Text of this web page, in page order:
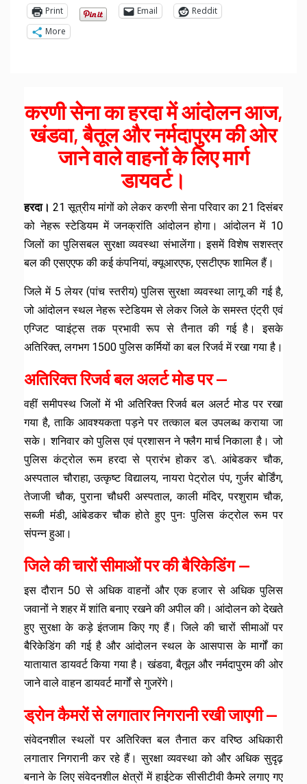
Print Email
Reddit
More
करणी सेना का हरदा में आंदोलन आज,
खंडवा, बैतूल और नर्मदापुरम की ओर
जाने वाले वाहनों के लिए मार्ग
डायवर्ट।
हरदा। 21 सूत्रीय मांगों को लेकर करणी सेना परिवार का 21 दिसंबर
को नेहरू स्टेडियम में जनक्रांति आंदोलन होगा। आंदोलन में 10
जिलों का पुलिसबल सुरक्षा व्यवस्था संभालेंगा। इसमें विशेष सशस्त्र
बल की एसएएफ की कई कंपनियां, क्यूआरएफ, एसटीएफ शामिल हैं।
जिले में 5 लेयर (पांच स्तरीय) पुलिस सुरक्षा व्यवस्था लागू की गई है,
जो आंदोलन स्थल नेहरू स्टेडियम से लेकर जिले के समस्त एंट्री एवं
एग्जिट प्वाइंट्स तक प्रभावी रूप से तैनात की गई है। इसके
अतिरिक्त, लगभग 1500 पुलिस कर्मियों का बल रिजर्व में रखा गया है।
अतिरिक्त रिजर्व बल अलर्ट मोड पर —
वहीं समीपस्थ जिलों में भी अतिरिक्त रिजर्व बल अलर्ट मोड पर रखा
गया है, ताकि आवश्यकता पड़ने पर तत्काल बल उपलब्ध कराया जा
सके। शनिवार को पुलिस एवं प्रशासन ने फ्लैग मार्च निकाला है। जो
पुलिस कंट्रोल रूम हरदा से प्रारंभ होकर ड\. आंबेडकर चौक,
अस्पताल चौराहा, उत्कृष्ट विद्यालय, नायरा पेट्रोल पंप, गुर्जर बोर्डिंग,
तेजाजी चौक, पुराना चौधरी अस्पताल, काली मंदिर, परशुराम चौक,
सब्जी मंडी, आंबेडकर चौक होते हुए पुनः पुलिस कंट्रोल रूम पर
संपन्न हुआ।
जिले की चारों सीमाओं पर की बैरिकेडिंग —
इस दौरान 50 से अधिक वाहनों और एक हजार से अधिक पुलिस
जवानों ने शहर में शांति बनाए रखने की अपील की। आंदोलन को देखते
हुए सुरक्षा के कड़े इंतजाम किए गए हैं। जिले की चारों सीमाओं पर
बैरिकेडिंग की गई है और आंदोलन स्थल के आसपास के मार्गों का
यातायात डायवर्ट किया गया है। खंडवा, बैतूल और नर्मदापुरम की ओर
जाने वाले वाहन डायवर्ट मार्गों से गुजरेंगे।
ड्रोन कैमरों से लगातार निगरानी रखी जाएगी —
संवेदनशील स्थलों पर अतिरिक्त बल तैनात कर वरिष्ठ अधिकारी
लगातार निगरानी कर रहे हैं। सुरक्षा व्यवस्था को और अधिक सुदृढ़
बनाने के लिए संवेदनशील क्षेत्रों में हाईटेक सीसीटीवी कैमरे लगाए गए